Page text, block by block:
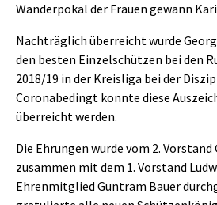
Wanderpokal der Frauen gewann
Nachträglich überreicht wurde
den besten Einzelschützen bei den
2018/19 in der Kreisliga bei der
Corona­bedingt konnte diese
überreicht werden.
Die Ehrungen wurde vom 2.
zusammen mit dem 1. Vorstand
Ehrenmitglied Guntram Bauer